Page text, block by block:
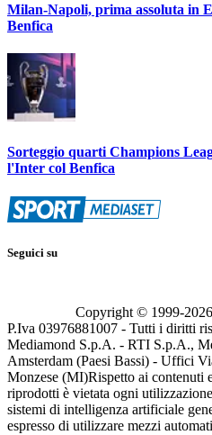
Milan-Napoli, prima assoluta in
Benfica
Sorteggio quarti Champions
l'Inter col Benfica
Seguici su
Copyright © 1999-2026
P.Iva 03976881007 - Tutti i diritti
Mediamond S.p.A. - RTI S.p.A.,
Amsterdam (Paesi Bassi) - Uffici
Monzese (MI)Rispetto ai contenuti
riprodotti è vietata ogni
sistemi di intelligenza artificiale
espresso di utilizzare mezzi